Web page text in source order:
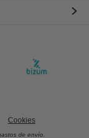
Cookies
de envío.